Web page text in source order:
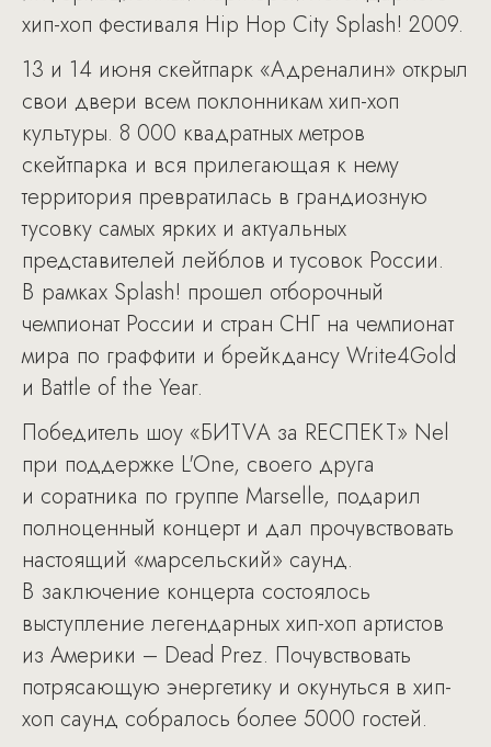
хип-хоп фестиваля Hip Hop City Splash! 2009.
13 и 14 июня скейтпарк «Адреналин» открыл
свои двери всем поклонникам хип-хоп
культуры. 8 000 квадратных метров
скейтпарка и вся прилегающая к нему
территория превратилась в грандиозную
тусовку самых ярких и актуальных
представителей лейблов и тусовок России.
В рамках Splash! прошел отборочный
чемпионат России и стран СНГ на чемпионат
мира по граффити и брейкдансу Write4Gold
и Battle of the Year.
Победитель шоу «БИTVА за RЕСПЕКТ» Nel
при поддержке L'One, своего друга
и соратника по группе Marselle, подарил
полноценный концерт и дал прочувствовать
настоящий «марсельский» саунд.
В заключение концерта состоялось
выступление легендарных хип-хоп артистов
из Америки – Dead Prez. Почувствовать
потрясающую энергетику и окунуться в хип-
хоп саунд собралось более 5000 гостей.